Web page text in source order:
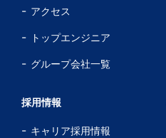
アクセス
トップエンジニア
グループ会社一覧
採用情報
キャリア採用情報